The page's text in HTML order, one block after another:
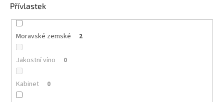
Přívlastek
Moravské zemské 2
Jakostní víno 0
Kabinet 0